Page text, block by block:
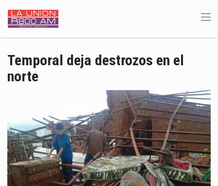
Temporal deja destrozos en el
norte